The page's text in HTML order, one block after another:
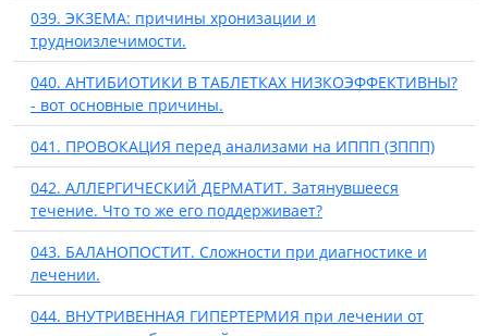
039. ЭКЗЕМА: причины хронизации и
трудноизлечимости.
040. АНТИБИОТИКИ В ТАБЛЕТКАХ НИЗКОЭФФЕКТИВНЫ?
- вот основные причины.
041. ПРОВОКАЦИЯ перед анализами на ИППП (ЗППП)
042. АЛЛЕРГИЧЕСКИЙ ДЕРМАТИТ. Затянувшееся
течение. Что то же его поддерживает?
043. БАЛАНОПОСТИТ. Сложности при диагностике и
лечении.
044. ВНУТРИВЕННАЯ ГИПЕРТЕРМИЯ при лечении от